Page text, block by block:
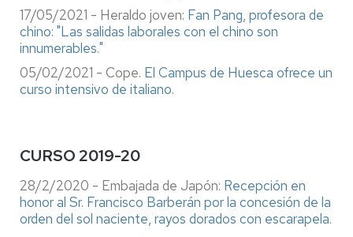
17/05/2021 - Heraldo joven: Fan Pang, profesora de
chino: "Las salidas laborales con el chino son
innumerables."
05/02/2021 - Cope. El Campus de Huesca ofrece un
curso intensivo de italiano.
CURSO 2019-20
28/2/2020 - Embajada de Japón: Recepción en
honor al Sr. Francisco Barberán por la concesión de la
orden del sol naciente, rayos dorados con escarapela.